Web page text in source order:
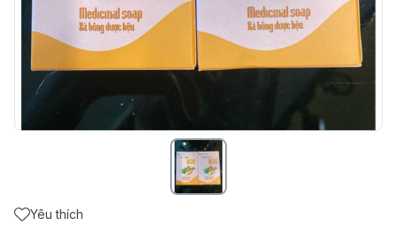
Yêu thích